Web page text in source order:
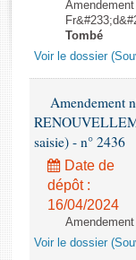
Rapports
Rapports
Dossiers
Budget et
Questions
Comptes rendus
Tombé
Voir le dossier
Amendement
saisie) - n° 2436
Date de
dépôt :
16/04/2024
Voir le dossier